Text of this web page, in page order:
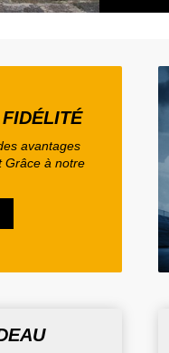
avantages
Grâce à notre